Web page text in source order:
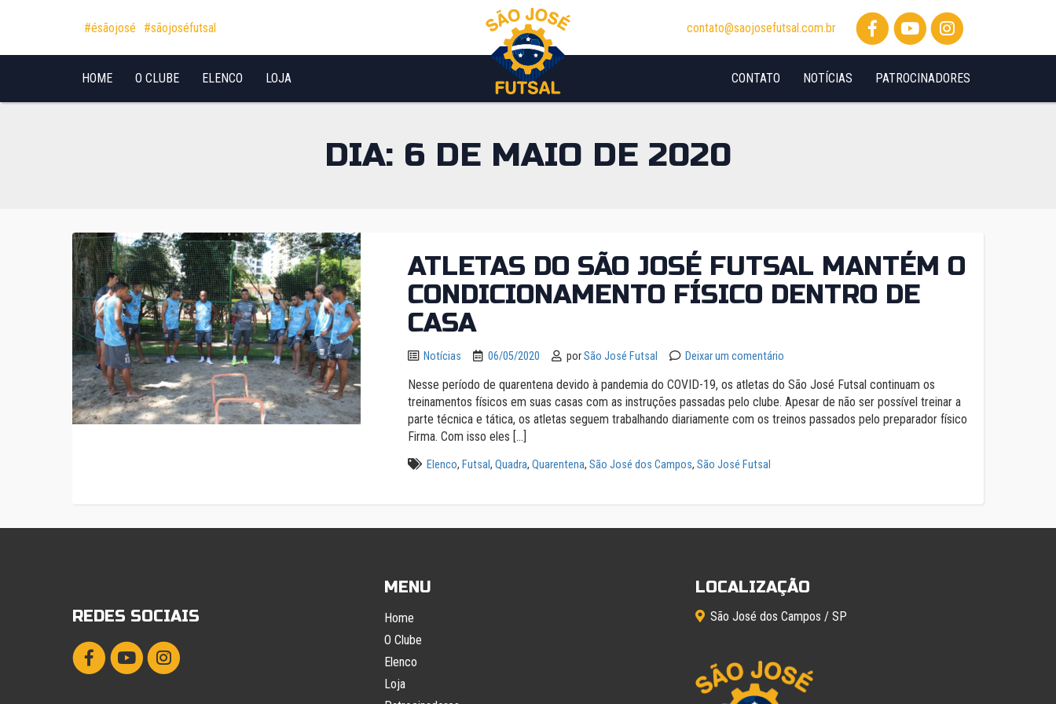
Pular para o conteúdo
#ésãojosé #sãojoséfutsal contato@saojosefutsal.com.br
HOME O CLUBE ELENCO LOJA PATROCINADORES
NOTÍCIAS
CONTATO
DIA: 6 DE MAIO DE 2020
ATLETAS DO SÃO JOSÉ FUTSAL MANTÉM O
CONDICIONAMENTO FÍSICO DENTRO DE
CASA
Notícias 06/05/2020 porSão José Futsal Deixar um comentário
Nesse período de quarentena devido à pandemia do COVID-19, os atletas do São José Futsal continuam os
treinamentos físicos em suas casas com as instruções passadas pelo clube. Apesar de não ser possível treinar a
parte técnica e tática, os atletas seguem trabalhando diariamente com os treinos passados pelo preparador físico
Firma. Com isso eles […]
Elenco, Futsal, Quadra, Quarentena, São José dos Campos, São José Futsal
REDES SOCIAIS
MENU
Home
O Clube
Elenco
Loja
LOCALIZAÇÃO
São José dos Campos / SP